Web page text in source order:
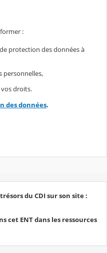
:
protection des données à
personnelles,
vos droits.
des données.
du CDI sur son site :
cet ENT dans les ressources